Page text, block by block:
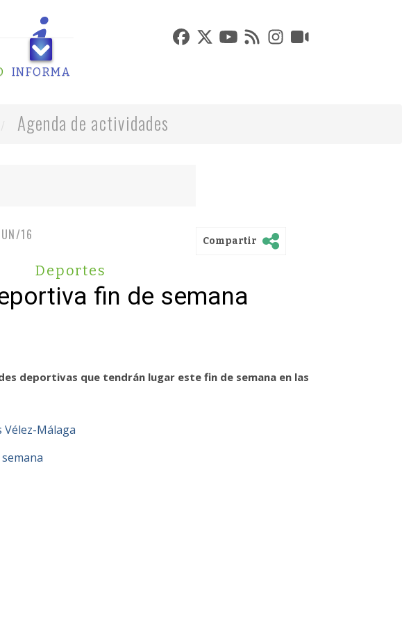
INFORMA
Agenda de actividades
16 Compartir
Deportes
fin de semana
deportivas que tendrán lugar este fin de semana en las
Málaga